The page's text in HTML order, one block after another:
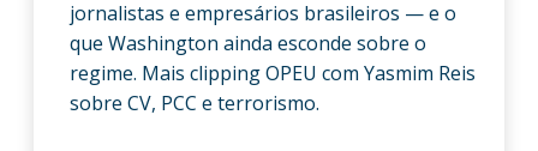
jornalistas e empresários brasileiros — e o
que Washington ainda esconde sobre o
regime. Mais clipping OPEU com Yasmim Reis
sobre CV, PCC e terrorismo.